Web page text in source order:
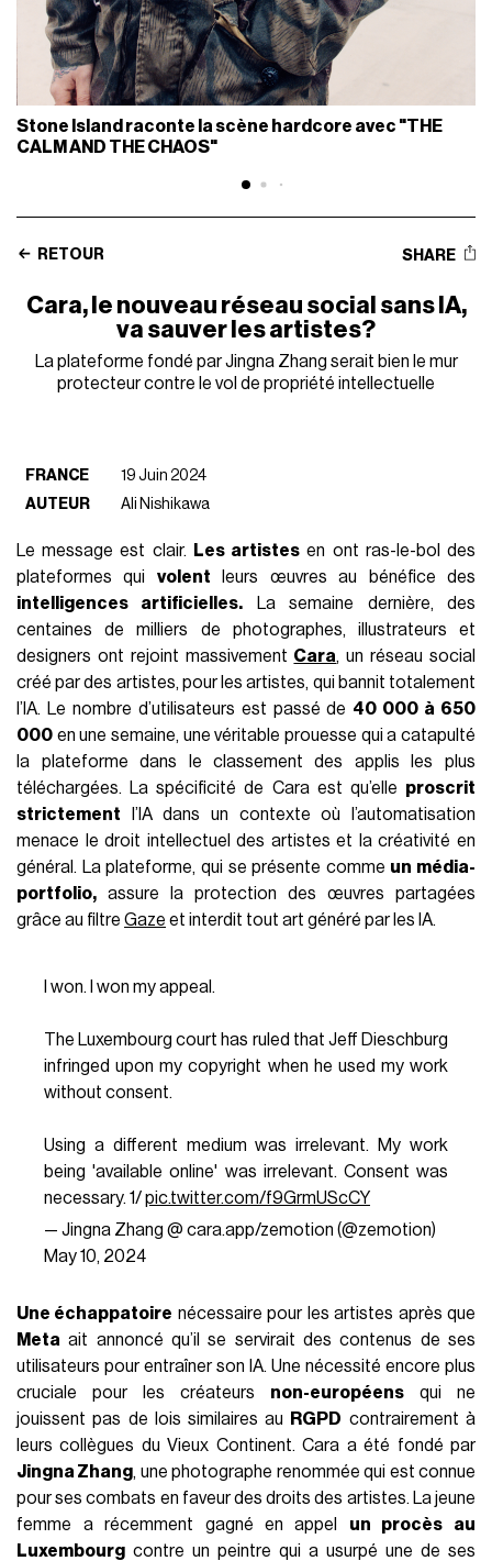
Stone Island raconte la scène hardcore avec "THE
CALM AND THE CHAOS"
RETOUR SHARE
Cara, le nouveau réseau social sans IA,
va sauver les artistes?
La plateforme fondé par Jingna Zhang serait bien le mur
protecteur contre le vol de propriété intellectuelle
Ali Nishikawa
Le message est clair.
intelligences artificielles.La semaine dernière, des
centaines de milliers de photographes, illustrateurs et
designers ont rejoint massivementCara, un réseau social
créé par des artistes, pour les artistes, qui bannit totalement
l’IA. Le nombre d’utilisateurs est passé de
la plateforme dans le classement des applis les plus
téléchargées. La spécificité de Cara est qu’elleproscrit
strictementl’IA dans un contexte où l’automatisation
menace le droit intellectuel des artistes et la créativité en
général. La plateforme, qui se présente commeun média-
portfolio,assure la protection des œuvres partagées
grâce au filtreGazeet interdit tout art généré par les IA.
I won. I won my appeal.